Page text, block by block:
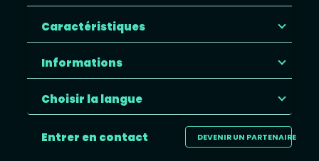
Caractéristiques
Informations
Choisir la langue
DEVENIR UN PARTENAIRE
Entrer en contact